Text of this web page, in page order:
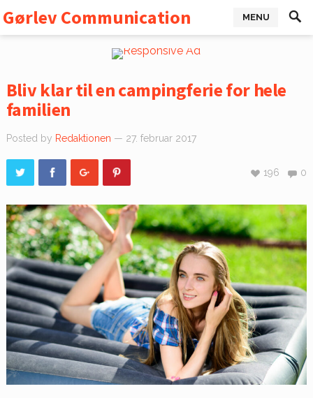
Gørlev Communication MENU
Bliv klar til en campingferie for hele
familien
Posted by Redaktionen — 27. februar 2017
0
196